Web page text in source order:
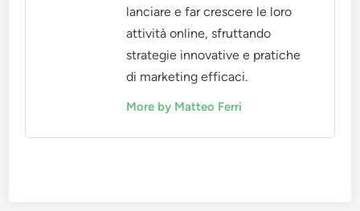
lanciare e far crescere le loro
attività online, sfruttando
strategie innovative e pratiche
di marketing efficaci.
More by Matteo Ferri